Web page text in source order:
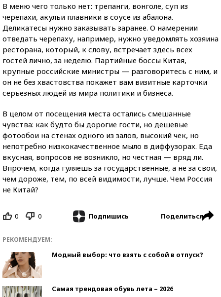
В меню чего только нет: трепанги, вонголе, суп из
черепахи, акульи плавники в соусе из абалона.
Деликатесы нужно заказывать заранее. О намерении
отведать черепаху, например, нужно уведомлять хозяина
ресторана, который, к слову, встречает здесь всех
гостей лично, за неделю. Партийные боссы Китая,
крупные российские министры — разговоритесь с ним, и
он не без хвастовства покажет вам визитные карточки
серьезных людей из мира политики и бизнеса.
В целом от посещения места остались смешанные
чувства: как будто бы дорогие гости, но дешевые
фотообои на стенах одного из залов, высокий чек, но
непотребно низкокачественное мыло в диффузорах. Еда
вкусная, вопросов не возникло, но честная — вряд ли.
Впрочем, когда гуляешь за государственные, а не за свои,
чем дороже, тем, по всей видимости, лучше. Чем Россия
не Китай?
0 0 Подпишись Поделиться
РЕКОМЕНДУЕМ:
Модный выбор: что взять с собой в отпуск?
Самая трендовая обувь лета – 2026